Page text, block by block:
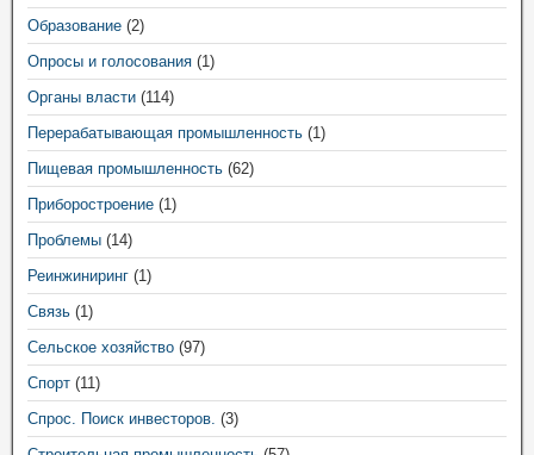
Образование (2)
Опросы и голосования (1)
Органы власти (114)
Перерабатывающая промышленность (1)
Пищевая промышленность (62)
Приборостроение (1)
Проблемы (14)
Реинжиниринг (1)
Связь (1)
Сельское хозяйство (97)
Спорт (11)
Спрос. Поиск инвесторов. (3)